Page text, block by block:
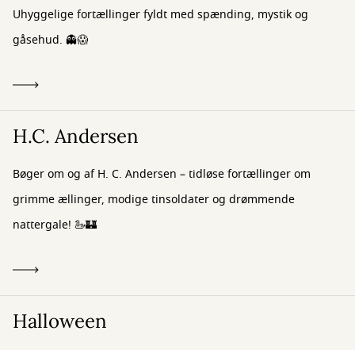
Uhyggelige fortællinger fyldt med spænding, mystik og
gåsehud. 👻😱
H.C. Andersen
Bøger om og af H. C. Andersen – tidløse fortællinger om
grimme ællinger, modige tinsoldater og drømmende
nattergale! 🦢🏰
Halloween